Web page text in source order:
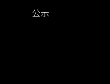
公示